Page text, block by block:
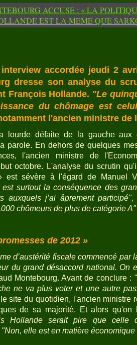
accordée jeudi 2
dresse son analyse du
François Hollande. "Le
du chômage est
l'ancien ministre de
lourde défaite de la gauche aux
parole. En dehors de quelques
l'ancien ministre de
octobre. L'analyse du scrutin
sévère à l'égard de Manuel
est surtout la conséquence des
auxquels j’ai âprement participé",
chômeurs de plus de catégorie
de 2012 »
d’austérité fiscale commencé par
du grand désaccord national. On
Montebourg. Avant de conclure :
ne va plus voter et une autre
site du quotidien, l'ancien ministre
de sa majorité. Et alors
Hollande serait pire que celle
"Non, elle est en matière économique